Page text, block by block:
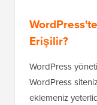
Erişilir?
WordPress
WordPress
eklemeniz